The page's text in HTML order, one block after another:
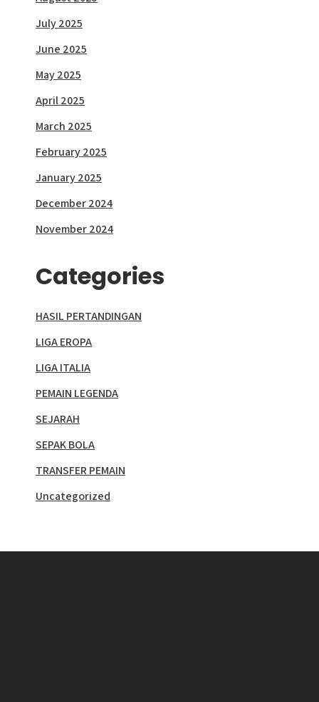
July 2025
June 2025
May 2025
April 2025
March 2025
February 2025
January 2025
December 2024
November 2024
Categories
HASIL PERTANDINGAN
LIGA EROPA
LIGA ITALIA
PEMAIN LEGENDA
SEJARAH
SEPAK BOLA
TRANSFER PEMAIN
Uncategorized